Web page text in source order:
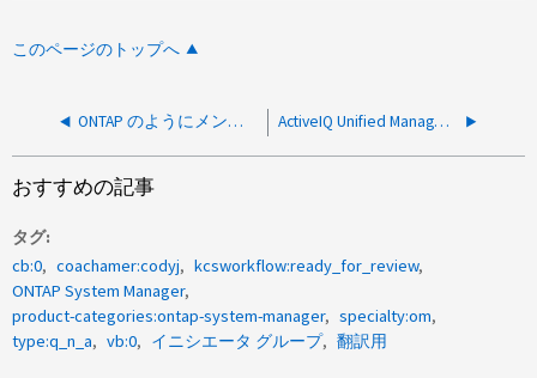
このページのトップへ
ONTAP のようにメンテナンス権限を持つ新しいユーザーを作成することは可能ですか？ ActiveIQ Unified Manager のアラートから E メールの件名をカスタマイズできるかどうか
おすすめの記事
タグ
cb:0
coachamer:codyj
kcsworkflow:ready_for_review
ONTAP System Manager
product-categories:ontap-system-manager
specialty:om
type:q_n_a
vb:0 イニシエータ グループ 翻訳用